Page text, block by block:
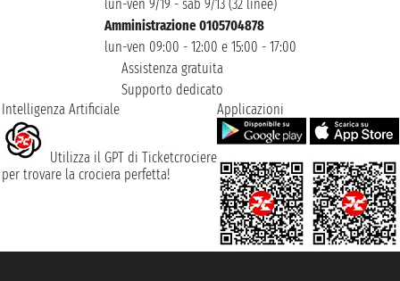
lun-ven 9/19 - sab 9/13 (32 linee)
Amministrazione 0105704878
lun-ven 09:00 - 12:00 e 15:00 - 17:00
Assistenza gratuita
Supporto dedicato
Intelligenza Artificiale
Utilizza il GPT di Ticketcrociere
per trovare la crociera perfetta!
Applicazioni